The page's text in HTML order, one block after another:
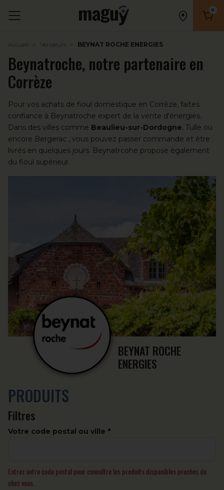
0
Accueil Vendeurs BEYNAT ROCHE ENERGIES
Beynatroche, notre partenaire en
Corrèze
Pour vos achats de fioul domestique en Corrèze, faites
confiance à Beynatroche expert de la vente d'énergies.
Dans des villes comme Beaulieu-sur-Dordogne, Tulle ou
encore Bergerac , vous pouvez passer commande et être
livrés en quelques jours. Beynatrcohe propose également
du fioul supérieur.
BEYNAT ROCHE
ENERGIES
PRODUITS
Filtres
Votre code postal ou ville
Entrez votre code postal pour connaître les produits disponibles proches de
chez vous.